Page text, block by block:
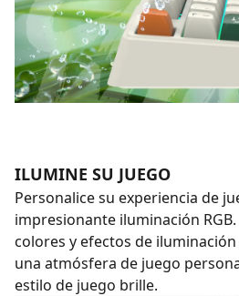
ILUMINE SU JUEGO
Personalice su experiencia de
impresionante iluminación
colores y efectos de
una atmósfera de juego
estilo de juego brille.